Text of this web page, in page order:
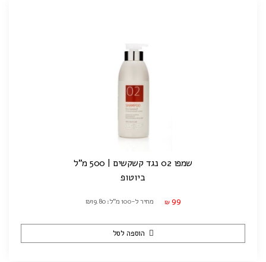
שמפו 02 נגד קשקשים | 500 מ"ל
ביוטופ
₪ 99 מחיר ל-100 מ"ל: ₪19.80
הוספה לסל